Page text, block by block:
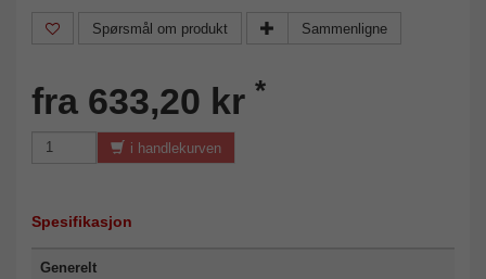
Spørsmål om produkt Sammenligne
fra 633,20 kr *
i handlekurven
Spesifikasjon
Generelt